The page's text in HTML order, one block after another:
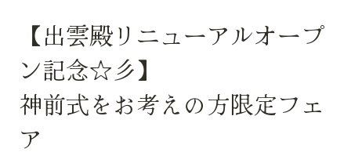
【出雲殿リニューアルオープ
ン記念☆彡】
神前式をお考えの方限定フェ
ア